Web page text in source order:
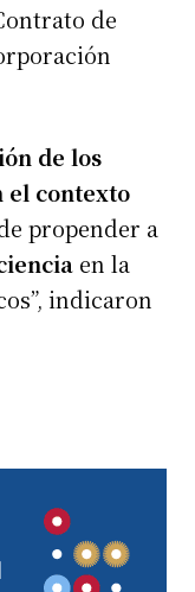
de
de los
el contexto
propender a
en la
indicaron